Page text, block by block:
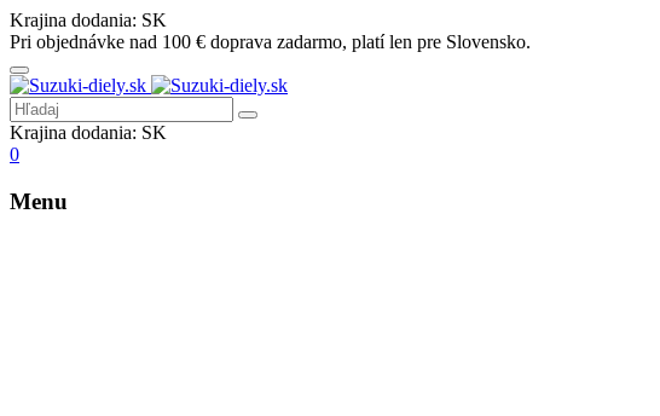
Krajina dodania: SK
Pri objednávke nad 100 € doprava zadarmo, platí len pre Slovensko.
Krajina dodania: SK
0
Menu